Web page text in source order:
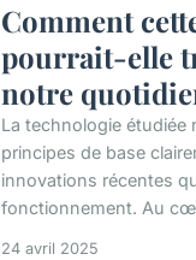
Comment
pourrait-elle
notre
La technologie étudiée
principes de base
innovations récentes
fonctionnement. Au
24 avril 2025